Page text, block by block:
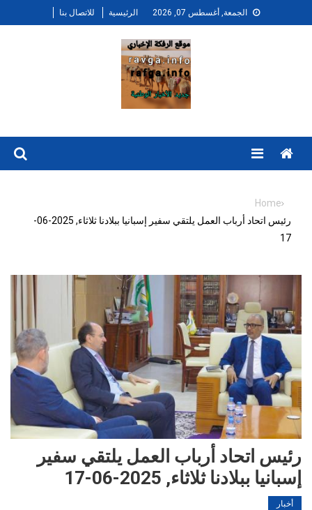
to
الجمعة, أغسطس 07, 2026 الرئيسية للاتصال بنا
Menu
Home
رئيس اتحاد أرباب العمل يلتقي سفير إسبانيا ببلادنا ثلاثاء, 2025-06-
17
رئيس اتحاد أرباب العمل يلتقي سفير
إسبانيا ببلادنا ثلاثاء, 2025-06-17
أخبار